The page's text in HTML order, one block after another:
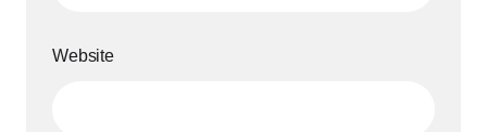
Website